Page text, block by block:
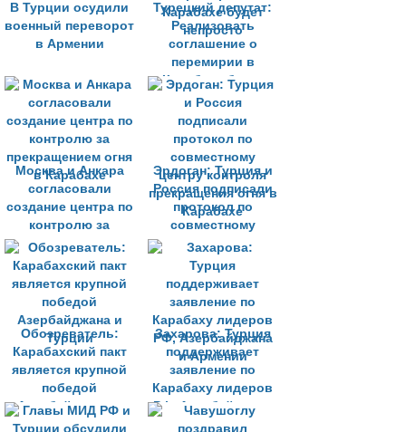
В Турции осудили
военный переворот
в Армении
Турецкий депутат:
Реализовать
соглашение о
перемирии в
Карабахе будет
непросто
Москва и Анкара
согласовали
создание центра по
контролю за
прекращением огня
в Карабахе
Эрдоган: Турция и
Россия подписали
протокол по
совместному
центру контроля
прекращения огня в
Карабахе
Обозреватель:
Карабахский пакт
является крупной
победой
Азербайджана и
Турции
Захарова: Турция
поддерживает
заявление по
Карабаху лидеров
РФ, Азербайджана
и Армении